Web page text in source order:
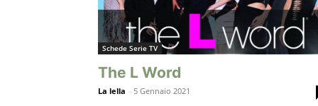
Schede Serie TV
The L Word
La lella - 5 Gennaio 2021